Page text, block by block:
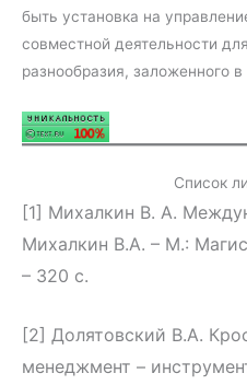
быть установка на
совместной деятельности
разнообразия, заложенного
Список
[1] Михалкин В. А.
Михалкин В.А. – М.:
– 320 с.
[2] Долятовский В.А.
менеджмент –